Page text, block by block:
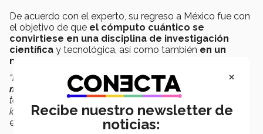
De acuerdo con el experto, su regreso a México fue con
el objetivo de que el cómputo cuántico se
convirtiese en una disciplina de investigación
científica y tecnológica, así como también en un
motor de desarrollo cuántico en el país.
“Los comportamientos de los sistemas cuánticos son
muy extraños, toma tiempo entenderlos, para físicos
teóricos es un área muy interesante para probar nuevas
ideas y validar ciertas formas de entender ese mundo”,
enfatizó.
×
Recibe nuestro newsletter de
noticias: